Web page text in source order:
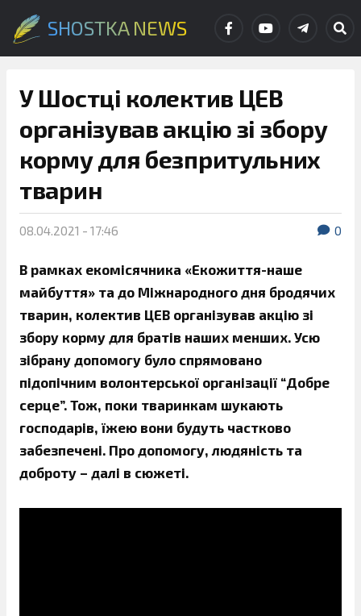
SHOSTKA NEWS
У Шостці колектив ЦЕВ
організував акцію зі збору
корму для безпритульних
тварин
08.04.2021 - 17:46 0
В рамках екомісячника «Екожиття-наше
майбуття» та до Міжнародного дня бродячих
тварин, колектив ЦЕВ організував акцію зі
збору корму для братів наших менших. Усю
зібрану допомогу було спрямовано
підопічним волонтерської організації “Добре
серце”. Тож, поки тваринкам шукають
господарів, їжею вони будуть частково
забезпечені. Про допомогу, людяність та
доброту – далі в сюжеті.